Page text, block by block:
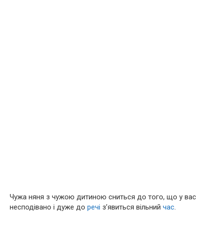
Чужа няня з чужою дитиною сниться до того, що у вас
несподівано і дуже до речі з’явиться вільний час.